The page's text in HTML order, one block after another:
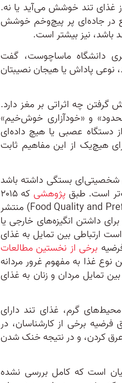
غذای تند خوشش می‌آید یا نه.
در جاده‌‌ای پر پیچ‌و‌خم خوشش
باشد، نیز بیشتر است.
دانشگاه ماساچوست، گفت
نوعی پاداش یا هیجان نصیبتان
چه اثراتی بر مغز دارد.
و «خودآزاری خوش‌خیم»
دستگاه عصبی یا هیچ داده‌ای
هیچ‌یک از این مفاهیم ثابت
بستگی داشته باشد
است. طبق پژوهشی
که ۲۰۱۵
در نشریه «کیفیت غذا و سلیقه غذایی» (Food Quality and Preference) منتشر
داشتن انگیزه‌های خارجی یا
ارتباطی بین تمایل به غذای
برخی از نخستین مطالعات
نوع غذا به مفهوم غرور مردانه
تمایل مردان و زنان به غذای
گرم، غذای تند دارای
برخی از کارشناسان، در
کردن، و در نتیجه خنک شدن
است که کامل بررسی نشده